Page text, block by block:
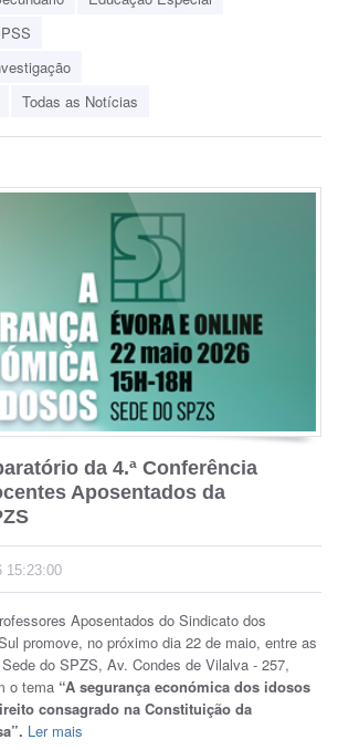
Todas as Notícias
da 4.ª Conferência
Aposentados da
15:23:00
Aposentados do Sindicato dos
promove, no próximo dia 22 de maio, entre as
do SPZS, Av. Condes de Vilalva - 257,
o tema “A segurança económica dos idosos
consagrado na Constituição da
Ler mais